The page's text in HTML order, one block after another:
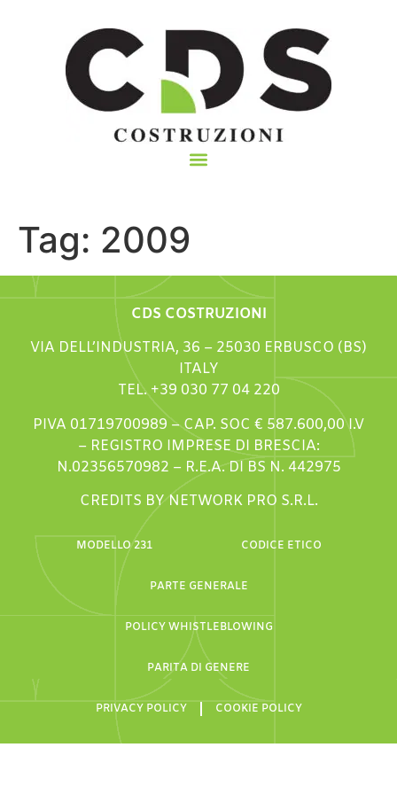
Tag: 2009
CDS COSTRUZIONI
VIA DELL’INDUSTRIA, 36 – 25030 ERBUSCO (BS)
ITALY
TEL. +39 030 77 04 220
PIVA 01719700989 – CAP. SOC € 587.600,00 I.V
– REGISTRO IMPRESE DI BRESCIA:
N.02356570982 – R.E.A. DI BS N. 442975
CREDITS BY NETWORK PRO S.R.L.
MODELLO 231 CODICE ETICO
PARTE GENERALE
POLICY WHISTLEBLOWING
PARITA DI GENERE
PRIVACY POLICY COOKIE POLICY